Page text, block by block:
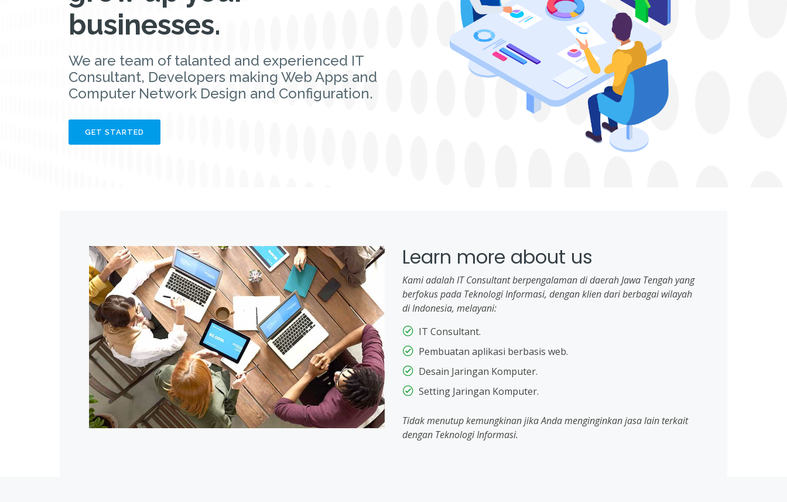
businesses.
We are team of talanted and experienced IT
Consultant, Developers making Web Apps and
Computer Network Design and Configuration.
GET STARTED
Learn more about us
Kami adalah IT Consultant berpengalaman di daerah Jawa Tengah yang
berfokus pada Teknologi Informasi, dengan klien dari berbagai wilayah
di Indonesia, melayani:
IT Consultant.
Pembuatan aplikasi berbasis web.
Desain Jaringan Komputer.
Setting Jaringan Komputer.
Tidak menutup kemungkinan jika Anda menginginkan jasa lain terkait
dengan Teknologi Informasi.